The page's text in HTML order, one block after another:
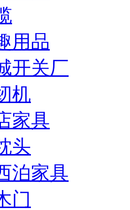
用品
开关厂
机
家具
头
泊家具
门